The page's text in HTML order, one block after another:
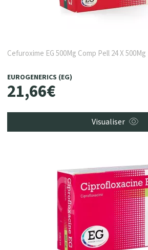
Cefuroxime EG 500Mg Comp Pell 24 X 500Mg
EUROGENERICS (EG)
21,66€
Visualiser